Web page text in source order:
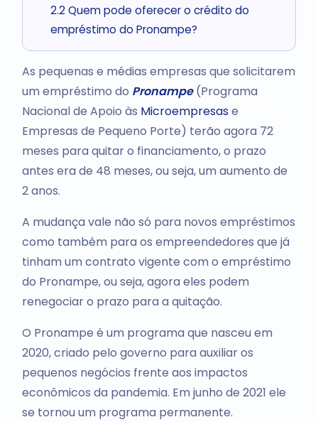
2.2Quem pode oferecer o crédito do
empréstimo do Pronampe?
As pequenas e médias empresas que solicitarem
um empréstimo do Pronampe(Programa
Nacional de Apoio às Microempresase
Empresas de Pequeno Porte) terão agora 72
meses para quitar o financiamento, o prazo
antes era de 48 meses, ou seja, um aumento de
2 anos.
A mudança vale não só para novos empréstimos
como também para os empreendedores que já
tinham um contrato vigente com o empréstimo
do Pronampe, ou seja, agora eles podem
renegociar o prazo para a quitação.
O Pronampe é um programa que nasceu em
2020, criado pelo governo para auxiliar os
pequenos negócios frente aos impactos
econômicos da pandemia. Em junho de 2021 ele
se tornou um programa permanente.